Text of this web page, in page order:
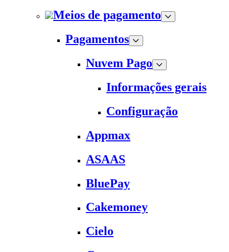
Meios de pagamento
Pagamentos
Nuvem Pago
Informações gerais
Configuração
Appmax
ASAAS
BluePay
Cakemoney
Cielo